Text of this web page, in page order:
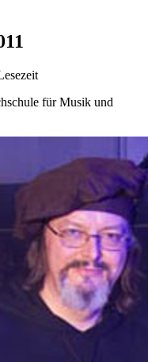
für Musik und